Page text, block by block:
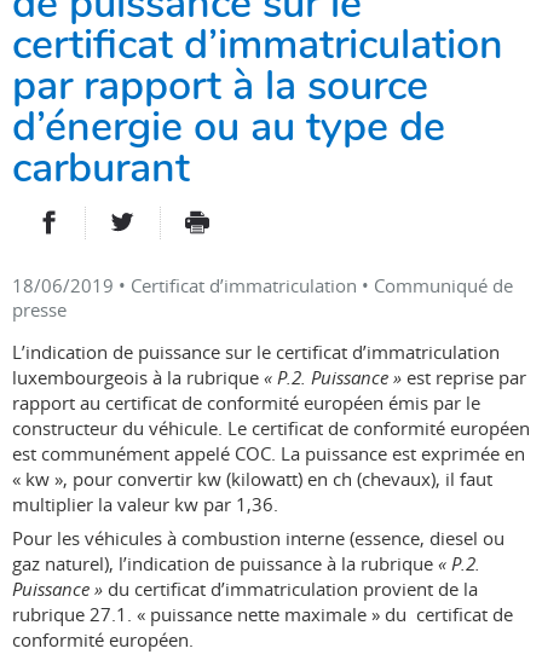
certificat d’immatriculation
par rapport à la source
d’énergie ou au type de
carburant
PARTAGER SUR FACEBOOK
PARTAGER SUR TWITTER
IMPRIMER
18/06/2019 • Certificat d’immatriculation • Communiqué de
presse
L’indication de puissance sur le certificat d’immatriculation
luxembourgeois à la rubrique « P.2. Puissance » est reprise par
rapport au certificat de conformité européen émis par le
constructeur du véhicule. Le certificat de conformité européen
est communément appelé COC. La puissance est exprimée en
« kw », pour convertir kw (kilowatt) en ch (chevaux), il faut
multiplier la valeur kw par 1,36.
Pour les véhicules à combustion interne (essence, diesel ou
gaz naturel), l’indication de puissance à la rubrique « P.2.
Puissance » du certificat d’immatriculation provient de la
rubrique 27.1. « puissance nette maximale » du certificat de
conformité européen.